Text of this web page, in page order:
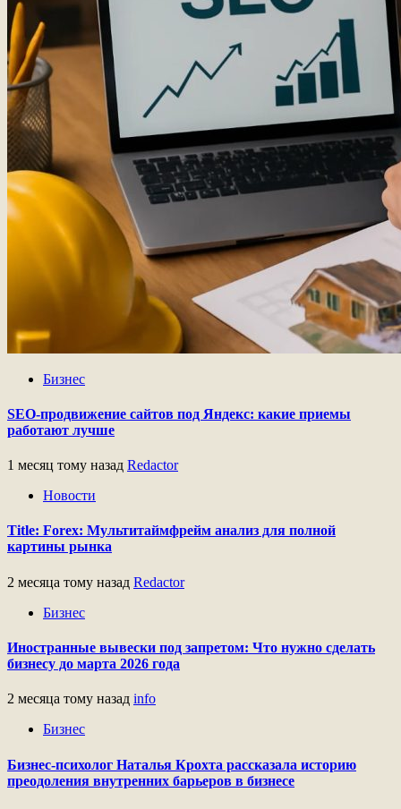
Бизнес
SEO-продвижение сайтов под Яндекс: какие приемы
работают лучше
1 месяц тому назад Redactor
Новости
Title: Forex: Мультитаймфрейм анализ для полной
картины рынка
2 месяца тому назад Redactor
Бизнес
Иностранные вывески под запретом: Что нужно сделать
бизнесу до марта 2026 года
2 месяца тому назад info
Бизнес
Бизнес-психолог Наталья Крохта рассказала историю
преодоления внутренних барьеров в бизнесе